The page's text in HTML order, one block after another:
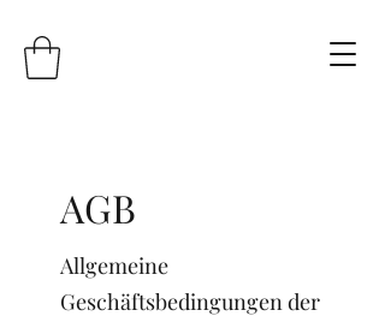
AGB
Allgemeine
Geschäftsbedingungen der